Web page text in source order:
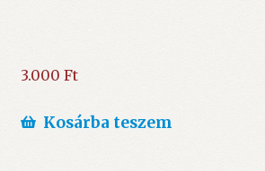
3.000 Ft
Kosárba teszem